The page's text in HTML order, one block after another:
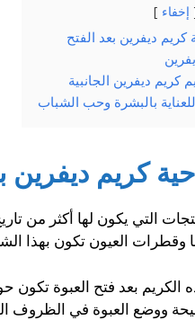
إخفاء
ديفرين بعد الفتح
كريم ديفرين الجانبية
بالبشرة وحب الشباب
كريم ديفرين
التي يكون لها أكثر من
وقطرات العيون تكون بهذا
الكريم بعد فتح العبوة تكون
ووضع العبوة في الظروف